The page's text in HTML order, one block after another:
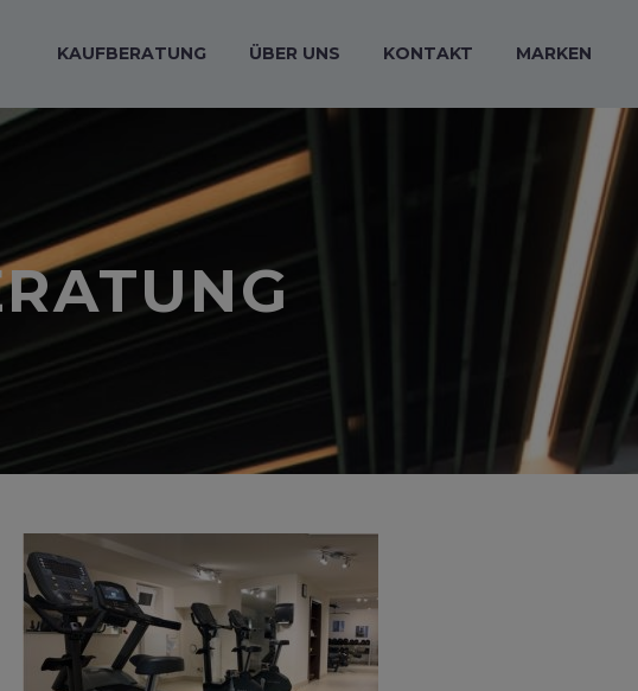
KAUFBERATUNG ÜBER UNS KONTAKT MARKEN